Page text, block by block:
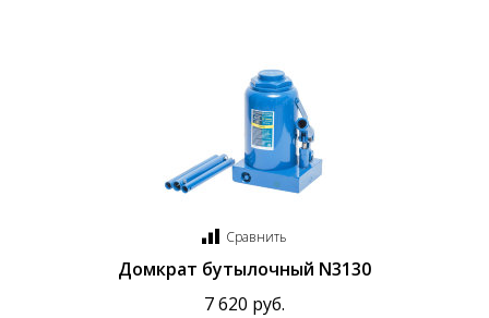
Сравнить
Домкрат бутылочный N3130
7 620 руб.